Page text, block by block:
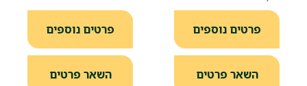
פרטים נוספים
השאר פרטים
פרטים נוספים
השאר פרטים